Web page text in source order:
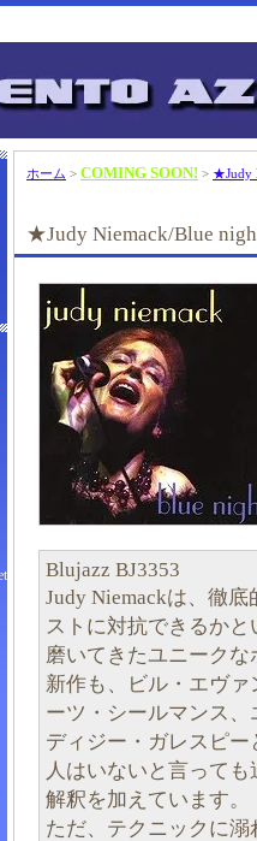
ホーム > COMING SOON! > ★Judy
★Judy Niemack/Blue
Blujazz BJ3353
Judy Niemackは、徹
ストに対抗できるか
磨いてきたユニーク
新作も、ビル・エヴ
ーツ・シールマンス
ディジー・ガレスピ
人はいないと言って
解釈を加えています。
ただ、テクニックに